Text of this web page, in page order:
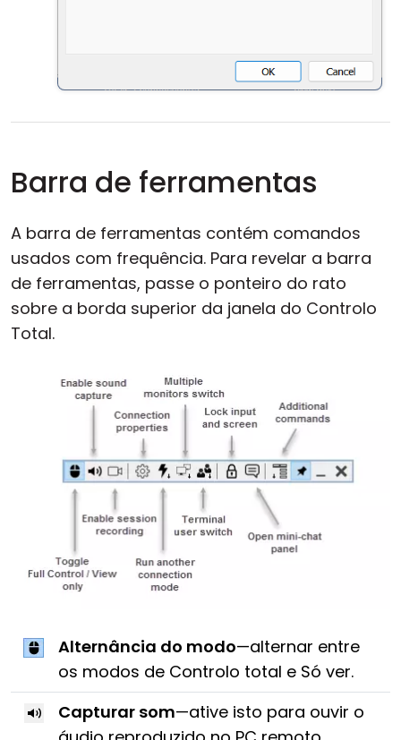
Barra de ferramentas
A barra de ferramentas contém comandos
usados com frequência. Para revelar a barra
de ferramentas, passe o ponteiro do rato
sobre a borda superior da janela do Controlo
Total.
Alternância do modo—alternar entre
os modos de Controlo total e Só ver.
Capturar som—ative isto para ouvir o